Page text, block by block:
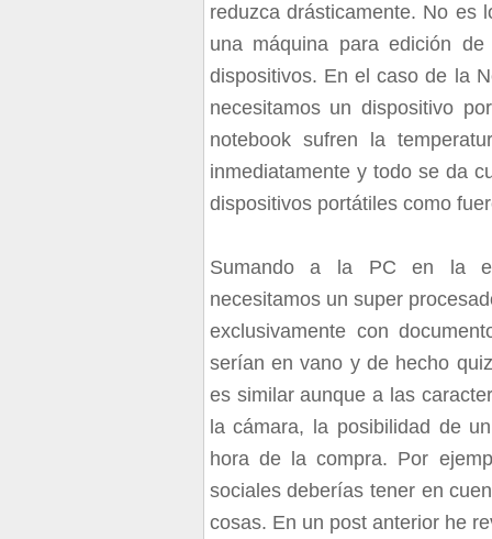
reduzca drásticamente. No es
una máquina para edición
dispositivos. En el caso de la
necesitamos un dispositivo
notebook sufren la
inmediatamente y todo se da
dispositivos portátiles como
Sumando a la PC en la
necesitamos un super
exclusivamente con
serían en vano y de hecho
es similar aunque a las
la cámara, la posibilidad de
hora de la compra. Por
sociales deberías tener en
cosas. En un post anterior he